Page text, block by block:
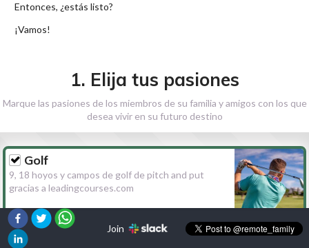
Entonces, ¿estás listo?
¡Vamos!
1. Elija tus pasiones
Marque las pasiones de los miembros de su familia y amigos con los que
desea vivir en su futuro destino
Golf
9, 18 hoyos y campos de golf de pitch and put
gracias a leadingcourses.com
Senderismo
Join